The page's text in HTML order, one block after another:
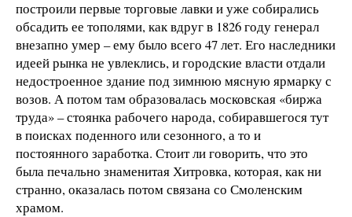
построили первые торговые лавки и уже собирались
обсадить ее тополями, как вдруг в 1826 году генерал
внезапно умер – ему было всего 47 лет. Его наследники
идеей рынка не увлеклись, и городские власти отдали
недостроенное здание под зимнюю мясную ярмарку с
возов. А потом там образовалась московская «биржа
труда» – стоянка рабочего народа, собиравшегося тут
в поисках поденного или сезонного, а то и
постоянного заработка. Стоит ли говорить, что это
была печально знаменитая Хитровка, которая, как ни
странно, оказалась потом связана со Смоленским
храмом.